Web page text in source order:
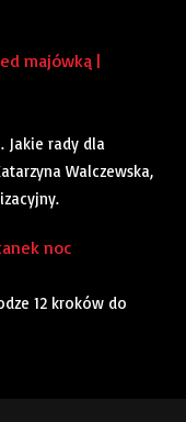
majówką |
Jakie rady dla
Walczewska,
noc
12 kroków do